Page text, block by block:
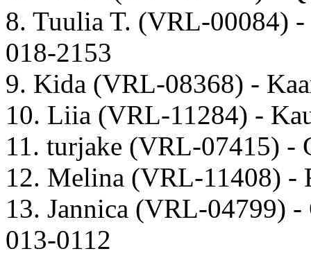
8. Tuulia T. (VRL-00084)
018-2153
9. Kida (VRL-08368) -
10. Liia (VRL-11284) -
11. turjake (VRL-07415) -
12. Melina (VRL-11408) -
13. Jannica (VRL-04799)
013-0112